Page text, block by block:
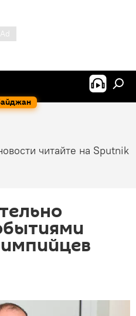
читайте на Sputnik